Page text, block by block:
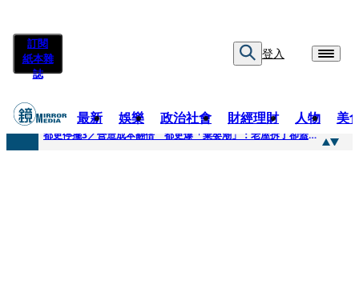
訂閱
紙本雜
誌
登入
最新 娛樂 政治社會 財經理財 人物 美
快訊
都更停擺3／營造成本翻倍 都更爆「棄嬰潮」：老屋拆了卻蓋不下去